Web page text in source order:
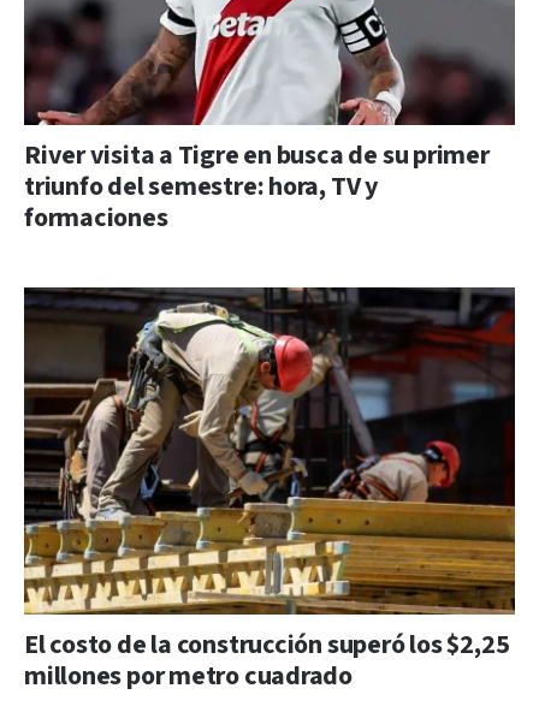
River visita a Tigre en busca de su primer
triunfo del semestre: hora, TV y
formaciones
El costo de la construcción superó los $2,25
millones por metro cuadrado